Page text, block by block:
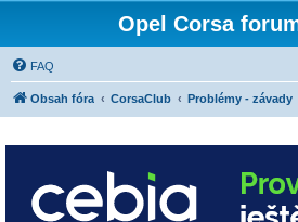
Opel Corsa
FAQ
Obsah fóra CorsaClub Problémy - závady